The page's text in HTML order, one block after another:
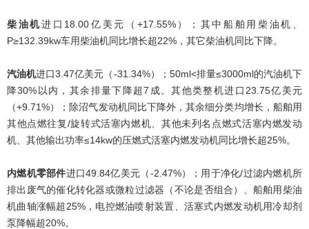
柴油机进口18.00亿美元
（+17.55%）；其中船舶用柴油机、
P≥132.39kw车用柴油机同比增长超22%，其它柴油机同比下降。
汽油机进口3.47亿美元（-31.34%）；50ml<排量≤3000ml的汽油机下
降30%以内，其余排量下降超7成。其他类整机进口23.75亿美元
（+9.71%）；除沼气发动机同比下降外，其余细分类均增长，船舶用
其他点燃往复/旋转式活塞内燃机、其他未列名点燃式活塞内燃发动
机、其他输出功率≤14kw的压燃式活塞内燃发动机同比增长超25%。
内燃机零部件进口49.84亿美元（-2.47%）；用于净化/过滤内燃机所
排出废气的催化转化器或微粒过滤器（不论是否组合）、船舶用柴油
机曲轴涨幅超25%，电控燃油喷射装置、活塞式内燃发动机用冷却剂
泵降幅超20%。